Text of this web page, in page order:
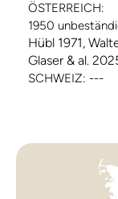
ÖSTERREICH:
1950
Hübl 1971,
Glaser & al.
SCHWEIZ: ---